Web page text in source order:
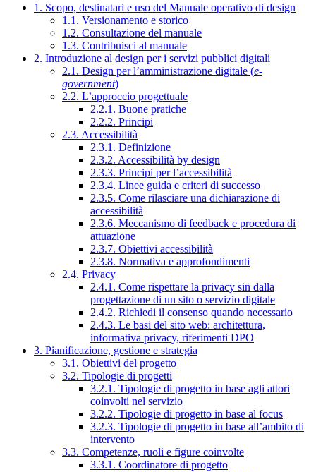
1. Scopo, destinatari e uso del Manuale operativo di design
1.1. Versionamento e storico
1.2. Consultazione del manuale
1.3. Contribuisci al manuale
2. Introduzione al design per i servizi pubblici digitali
2.1. Design per l’amministrazione digitale (e-
government)
2.2. L’approccio progettuale
2.2.1. Buone pratiche
2.2.2. Principi
2.3. Accessibilità
2.3.1. Definizione
2.3.2. Accessibilità by design
2.3.3. Principi per l’accessibilità
2.3.4. Linee guida e criteri di successo
2.3.5. Come rilasciare una dichiarazione di
accessibilità
2.3.6. Meccanismo di feedback e procedura di
attuazione
2.3.7. Obiettivi accessibilità
2.3.8. Normativa e approfondimenti
2.4. Privacy
2.4.1. Come rispettare la privacy sin dalla
progettazione di un sito o servizio digitale
2.4.2. Richiedi il consenso quando necessario
2.4.3. Le basi del sito web: architettura,
informativa privacy, riferimenti DPO
3. Pianificazione, gestione e strategia
3.1. Obiettivi del progetto
3.2. Tipologie di progetti
3.2.1. Tipologie di progetto in base agli attori
coinvolti nel servizio
3.2.2. Tipologie di progetto in base al focus
3.2.3. Tipologie di progetto in base all’ambito di
intervento
3.3. Competenze, ruoli e figure coinvolte
3.3.1. Coordinatore di progetto